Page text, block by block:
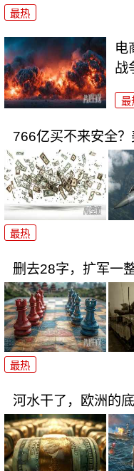
最热
电
战
最
766亿买不来安全
最热
删去28字，扩军一
最热
河水干了，欧洲的